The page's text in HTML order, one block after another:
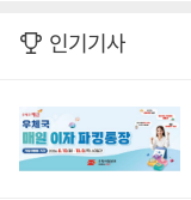
인기기사